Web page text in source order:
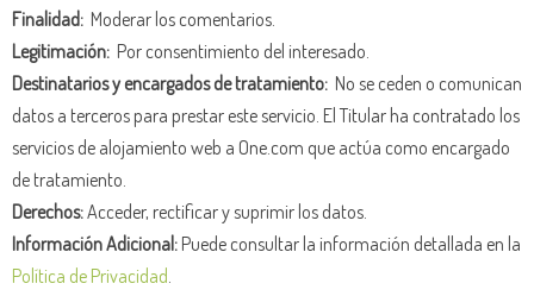
Finalidad: Moderar los comentarios.
Legitimación: Por consentimiento del interesado.
Destinatarios y encargados de tratamiento: No se ceden o comunican
datos a terceros para prestar este servicio. El Titular ha contratado los
servicios de alojamiento web a One.com que actúa como encargado
de tratamiento.
Derechos:Acceder, rectificar y suprimir los datos.
Información Adicional:Puede consultar la información detallada en la
Política de Privacidad